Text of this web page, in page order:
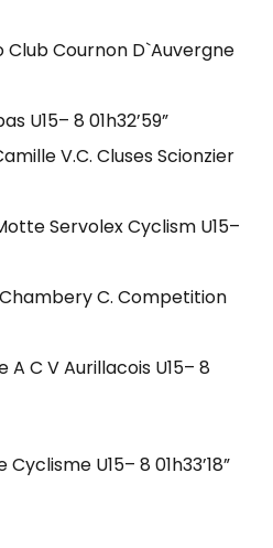
Club Cournon D`Auvergne
U15– 8 01h32’59”
V.C. Cluses Scionzier
Servolex Cyclism U15–
Chambery C. Competition
A C V Aurillacois U15– 8
U15– 8 01h33’18”